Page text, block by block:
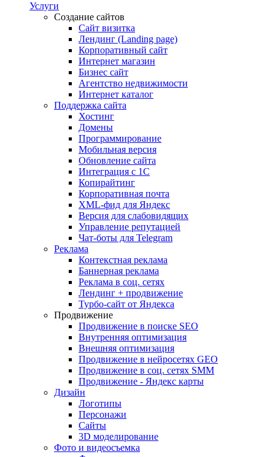
Услуги
Создание сайтов
Сайт визитка
Лендинг (Landing page)
Корпоративный сайт
Интернет магазин
Бизнес сайт
Агентство недвижимости
Интернет каталог
Поддержка сайта
Хостинг
Домены
Программирование
Мобильная версия
Обновление сайта
Интеграция с 1С
Копирайтинг
Корпоративная почта
XML-фид для Яндекс
Версия для слабовидящих
Управление репутацией
Чат-боты для Telegram
Реклама
Контекстная реклама
Баннерная реклама
Реклама в соц. сетях
Лендинг + продвижение
Турбо-сайт от Яндекса
Продвижение
Продвижение в поиске SEO
Внутренняя оптимизация
Внешняя оптимизация
Продвижение в нейросетях GEO
Продвижение в соц. сетях SMM
Продвижение - Яндекс карты
Дизайн
Логотипы
Персонажи
Сайты
3D моделирование
Фото и видеосъемка